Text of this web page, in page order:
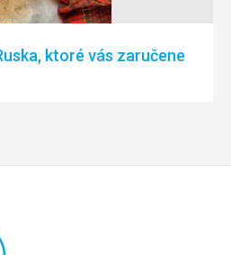
ktoré vás zaručene